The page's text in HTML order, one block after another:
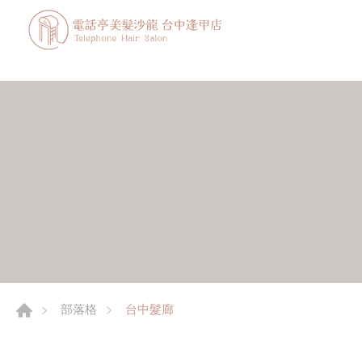
部落格 台中髮廊